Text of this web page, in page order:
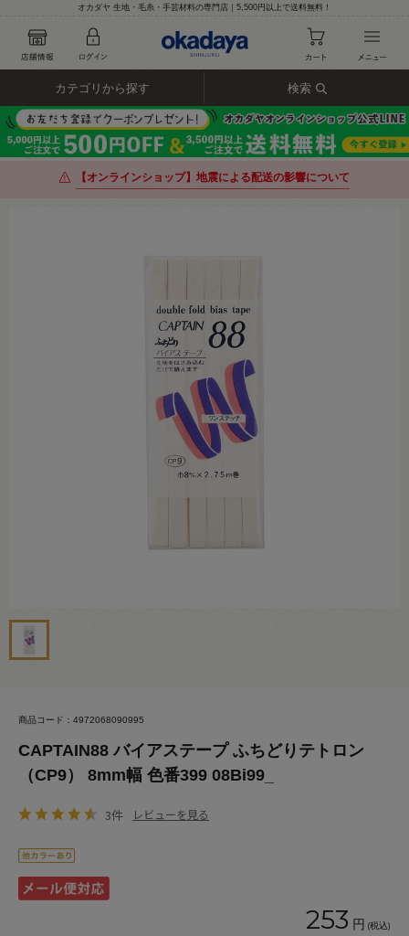
オカダヤ 生地・毛糸・手芸材料の専門店｜5,500円以上で送料無料！
カテゴリから探す 検索
【オンラインショップ】地震による配送の影響について
商品コード：4972068090995
CAPTAIN88 バイアステープ ふちどりテトロン
（CP9） 8mm幅 色番399 08Bi99_
3件 レビューを見る
253 円 (税込)